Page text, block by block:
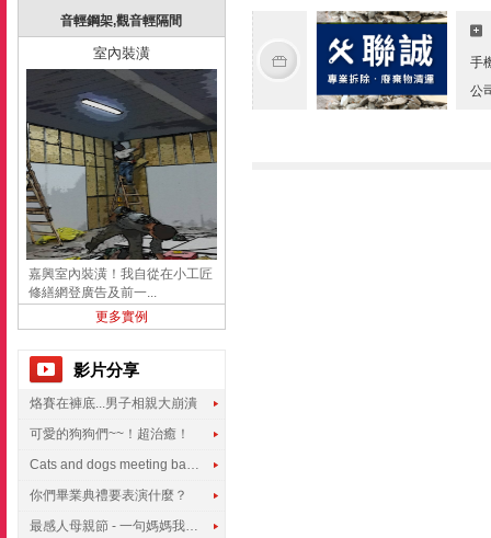
音輕鋼架,觀音輕隔間
室內裝潢
嘉興室內裝潢！我自從在小工匠
修繕網登廣告及前一...
更多實例
影片分享
烙賽在褲底...男子相親大崩潰
可愛的狗狗們~~！超治癒！
Cats and dogs meeting babies for the first time
你們畢業典禮要表演什麼？
最感人母親節 - 一句媽媽我愛你
手
公